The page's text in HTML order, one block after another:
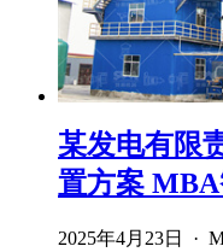
某发电有限
置方案
2025年4月23日 ·